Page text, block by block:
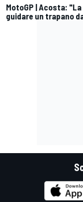
MotoGP | Acosta:
guidare un trapano